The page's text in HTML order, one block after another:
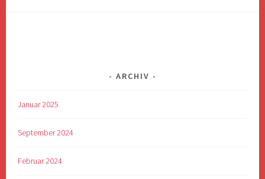
ARCHIV
Januar 2025
September 2024
Februar 2024